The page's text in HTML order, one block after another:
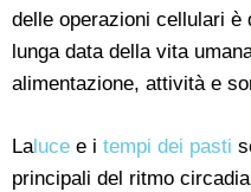
delle operazioni cellulari è
lunga data della vita
alimentazione, attività e
Laluce e i tempi dei pasti
principali del ritmo